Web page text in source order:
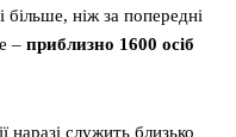
більше, ніж за попередні
– приблизно 1600 осіб
наразі служить близько